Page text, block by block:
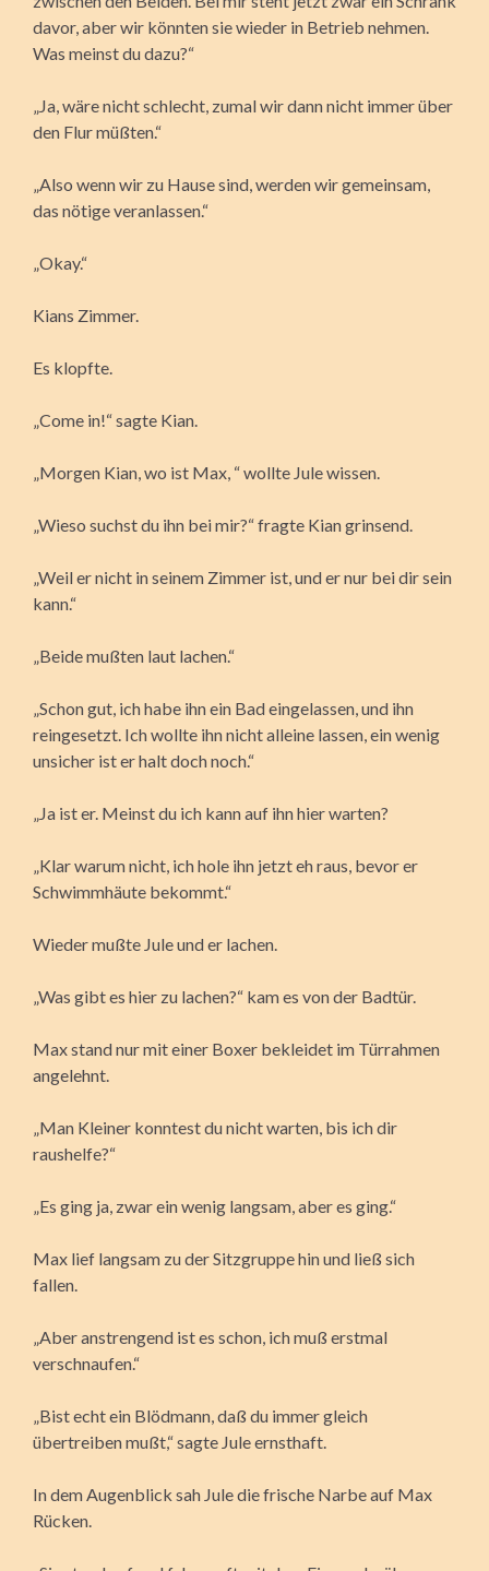
davor, aber wir könnten sie wieder in Betrieb nehmen.
Was meinst du dazu?“
„Ja, wäre nicht schlecht, zumal wir dann nicht immer über
den Flur müßten.“
„Also wenn wir zu Hause sind, werden wir gemeinsam,
das nötige veranlassen.“
„Okay.“
Kians Zimmer.
Es klopfte.
„Come in!“ sagte Kian.
„Morgen Kian, wo ist Max, “ wollte Jule wissen.
„Wieso suchst du ihn bei mir?“ fragte Kian grinsend.
„Weil er nicht in seinem Zimmer ist, und er nur bei dir sein
kann.“
„Beide mußten laut lachen.“
„Schon gut, ich habe ihn ein Bad eingelassen, und ihn
reingesetzt. Ich wollte ihn nicht alleine lassen, ein wenig
unsicher ist er halt doch noch.“
„Ja ist er. Meinst du ich kann auf ihn hier warten?
„Klar warum nicht, ich hole ihn jetzt eh raus, bevor er
Schwimmhäute bekommt.“
Wieder mußte Jule und er lachen.
„Was gibt es hier zu lachen?“ kam es von der Badtür.
Max stand nur mit einer Boxer bekleidet im Türrahmen
angelehnt.
„Man Kleiner konntest du nicht warten, bis ich dir
raushelfe?“
„Es ging ja, zwar ein wenig langsam, aber es ging.“
Max lief langsam zu der Sitzgruppe hin und ließ sich
fallen.
„Aber anstrengend ist es schon, ich muß erstmal
verschnaufen.“
„Bist echt ein Blödmann, daß du immer gleich
übertreiben mußt,“ sagte Jule ernsthaft.
In dem Augenblick sah Jule die frische Narbe auf Max
Rücken.